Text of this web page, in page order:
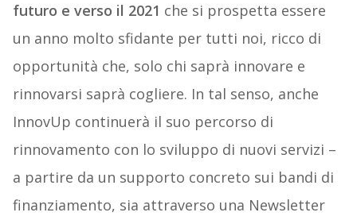
futuro e verso il 2021 che si prospetta essere
un anno molto sfidante per tutti noi, ricco di
opportunità che, solo chi saprà innovare e
rinnovarsi saprà cogliere. In tal senso, anche
InnovUp continuerà il suo percorso di
rinnovamento con lo sviluppo di nuovi servizi –
a partire da un supporto concreto sui bandi di
finanziamento, sia attraverso una Newsletter